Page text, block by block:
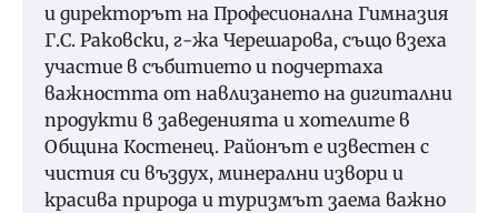
и директорът на Професионална Гимназия
Г.С. Раковски, г-жа Черешарова, също взеха
участие в събитието и подчертаха
важността от навлизането на дигитални
продукти в заведенията и хотелите в
Община Костенец. Районът е известен с
чистия си въздух, минерални извори и
красива природа и туризмът заема важно